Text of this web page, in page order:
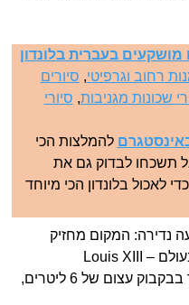
מושקעים בעברית בלונדון
רחוב וגרפיטי, סיורים
שכונות מגניבות, סיורי
להמלצות הכי
אל תשכחו לבדוק גם את
לאכול בלונדון הכי מיוחד
נדירה: המקום מחזיק
באחד מבקבוקי הקוניאק הנדירים בעולם – Louis XIII
Mathusalem של רמי מרטן. מדובר בבקבוק עצום של 6 ליטרים,